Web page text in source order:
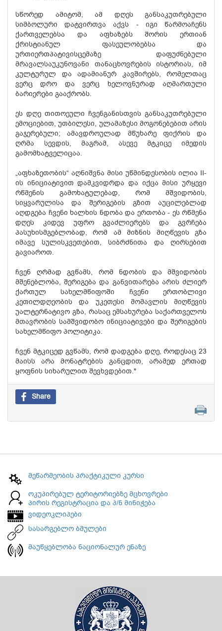
სწორედ ამიტომ, ამ დღეს განსაკუთრებული
სიმბოლური დატვირთვა აქვს - იგი წარმოაჩენს
ქართველებსა და აფხაზებს შორის ერთიან
ქრისტიანულ ფასეულობებსა და
ურთიერთპატივისცემაზე დაფუძნებული
მრავალსაუკუნოვანი თანაცხოვრების ისტორიას, იმ
კულტურულ და ადამიანურ კავშირებს, რომელთაც
ვერც დრო და ვერც ხელოვნურად აღმართული
ბარიერები გააქრობს.
ეს დღე თითოეული ჩვენგანისთვის განსაკუთრებული
ემოციებით, უთბილესი, ულამაზესი მოგონებებით არის
გაჯერებული; ამავდროულად მწუხარე ფიქრის და
ღრმა სევდის, მაგრამ, ასევე მტკიცე იმედის
გამომხატველიცაა.
„აფხაზეთობის“ აღნიშვნა მისი უწმინდესობის ილია II-
ის ინიციატივით დამკვიდრდა და იქცა მისი ურყევი
რწმენის გამოხატულებად, რომ მშვიდობის,
სიყვარულისა და შერიგების გზით აუცილებლად
აღდგება ჩვენი ხალხის ნდობა და ერთობა - ეს რწმენა
დღეს კიდევ უფრო გვაძლიერებს და გვრჩება
პასუხისმგებლობად, რომ ამ მიზნის მიღწევის გზა
იმავე სულისკვეთებით, სიბრძნითა და ღირსებით
გავიაროთ.
ჩვენ ღრმად გვწამს, რომ ნდობის და მშვიდობის
მშენებლობა, შერიგება და განვითარება არის ძლიერ
ქართულ სახელმწიფოში ჩვენი ერთობლივი
კეთილდღეობის და უკეთესი მომავლის მიღწევის
უალტერნატივო გზა, რასაც ემსახურება საქართველოს
მთავრობის სამშვიდობო ინიციატივები და შერიგების
სახელმწიფო პოლიტიკა.
ჩვენ მტკიცედ გვწამს, რომ დადგება დღე, როდესაც 23
მაისს არა მონატრების განცდით, არამედ ერთად
ყოფნის სიხარულით შევხვდებით."
Share
მეწარმეობის პრაქტიკული კურსი
ოკუპირებულ ტერიტორიებზე მცხოვრები
პირის რეგისტრაცია და პ/ნ მინიჭება
ვიდეოკლიპები
სასარგებლო ბმულები
მაუწყებლობა ნაციონალურ ენაზე